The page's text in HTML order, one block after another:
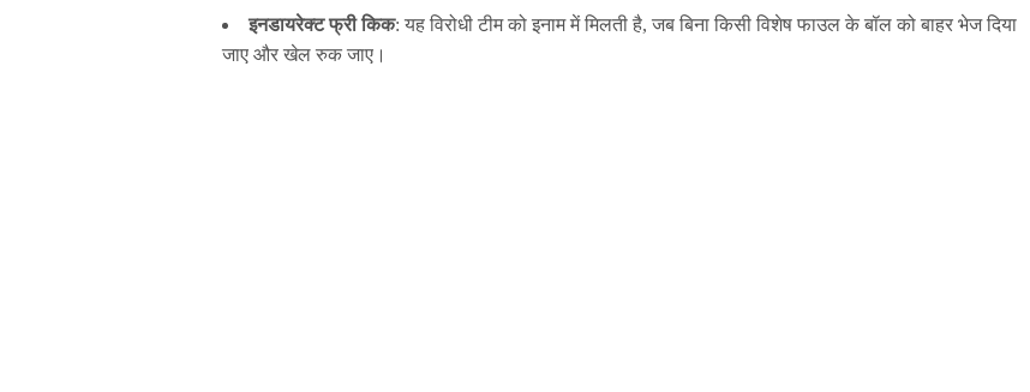
इनडायरेक्ट फ्री किक: यह विरोधी टीम को इनाम में मिलती है, जब बिना किसी विशेष फाउल के बॉल को बाहर भेज दिया
जाए और खेल रुक जाए।